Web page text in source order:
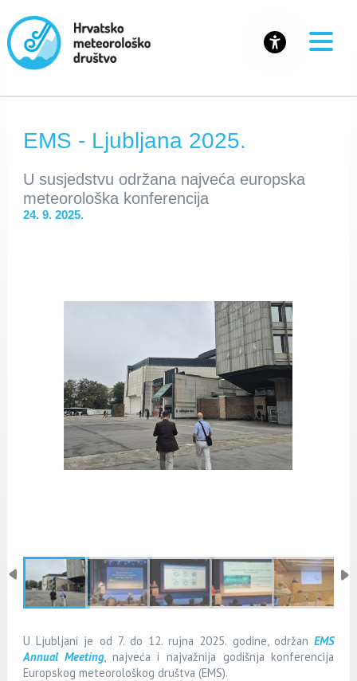
EMS - Ljubljana 2025.
U susjedstvu održana najveća europska
meteorološka konferencija
24. 9. 2025.
U Ljubljani je od 7. do 12. rujna 2025. godine, održanEMS
Annual Meeting, najveća i najvažnija godišnja konferencija
Europskog meteorološkog društva (EMS).